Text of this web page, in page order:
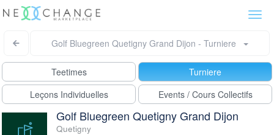
Golf Bluegreen Quetigny Grand Dijon - Turniere
Teetimes
Turniere
Leçons Individuelles
Events / Cours Collectifs
Golf Bluegreen Quetigny Grand Dijon
Quetigny